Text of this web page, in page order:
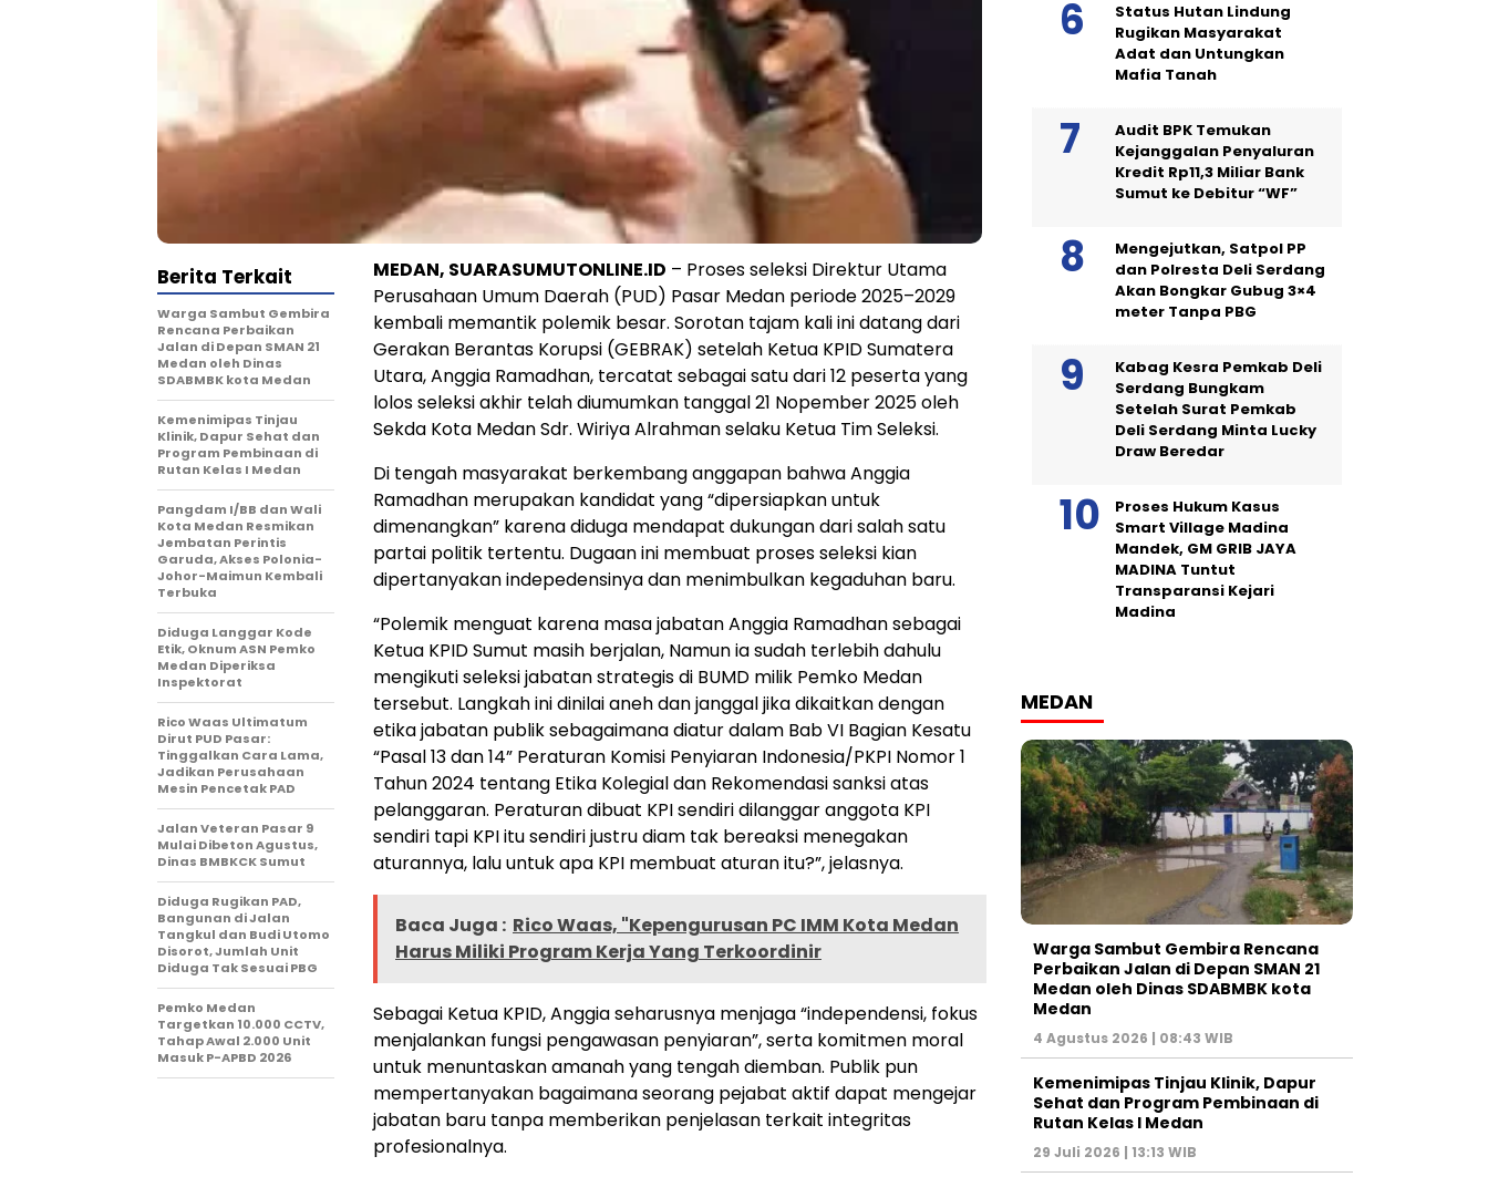
MEDAN, SUARASUMUTONLINE.ID – Proses seleksi Direktur Utama
Perusahaan Umum Daerah (PUD) Pasar Medan periode 2025–2029
kembali memantik polemik besar. Sorotan tajam kali ini datang dari
Gerakan Berantas Korupsi (GEBRAK) setelah Ketua KPID Sumatera
Utara, Anggia Ramadhan, tercatat sebagai satu dari 12 peserta yang
lolos seleksi akhir telah diumumkan tanggal 21 Nopember 2025 oleh
Sekda Kota Medan Sdr. Wiriya Alrahman selaku Ketua Tim Seleksi.
Di tengah masyarakat berkembang anggapan bahwa Anggia
Ramadhan merupakan kandidat yang “dipersiapkan untuk
dimenangkan” karena diduga mendapat dukungan dari salah satu
partai politik tertentu. Dugaan ini membuat proses seleksi kian
dipertanyakan indepedensinya dan menimbulkan kegaduhan baru.
“Polemik menguat karena masa jabatan Anggia Ramadhan sebagai
Ketua KPID Sumut masih berjalan, Namun ia sudah terlebih dahulu
mengikuti seleksi jabatan strategis di BUMD milik Pemko Medan
tersebut. Langkah ini dinilai aneh dan janggal jika dikaitkan dengan
etika jabatan publik sebagaimana diatur dalam Bab VI Bagian Kesatu
“Pasal 13 dan 14” Peraturan Komisi Penyiaran Indonesia/PKPI Nomor 1
Tahun 2024 tentang Etika Kolegial dan Rekomendasi sanksi atas
pelanggaran. Peraturan dibuat KPI sendiri dilanggar anggota KPI
sendiri tapi KPI itu sendiri justru diam tak bereaksi menegakan
aturannya, lalu untuk apa KPI membuat aturan itu?”, jelasnya.
Baca Juga : Rico Waas, "Kepengurusan PC IMM Kota Medan
Harus Miliki Program Kerja Yang Terkoordinir
Sebagai Ketua KPID, Anggia seharusnya menjaga “independensi, fokus
menjalankan fungsi pengawasan penyiaran”, serta komitmen moral
untuk menuntaskan amanah yang tengah diemban. Publik pun
mempertanyakan bagaimana seorang pejabat aktif dapat mengejar
jabatan baru tanpa memberikan penjelasan terkait integritas
profesionalnya.
Berita Terkait
Warga Sambut Gembira
Rencana Perbaikan
Jalan di Depan SMAN 21
Medan oleh Dinas
SDABMBK kota Medan
Kemenimipas Tinjau
Klinik, Dapur Sehat dan
Program Pembinaan di
Rutan Kelas I Medan
Pangdam I/BB dan Wali
Kota Medan Resmikan
Jembatan Perintis
Garuda, Akses Polonia-
Johor-Maimun Kembali
Terbuka
Diduga Langgar Kode
Etik, Oknum ASN Pemko
Medan Diperiksa
Inspektorat
Rico Waas Ultimatum
Dirut PUD Pasar:
Tinggalkan Cara Lama,
Jadikan Perusahaan
Mesin Pencetak PAD
Jalan Veteran Pasar 9
Mulai Dibeton Agustus,
Dinas BMBKCK Sumut
Diduga Rugikan PAD,
Bangunan di Jalan
Tangkul dan Budi Utomo
Disorot, Jumlah Unit
Diduga Tak Sesuai PBG
Pemko Medan
Targetkan 10.000 CCTV,
Tahap Awal 2.000 Unit
Masuk P-APBD 2026
Status Hutan Lindung
Rugikan Masyarakat
Adat dan Untungkan
Mafia Tanah
Audit BPK Temukan
Kejanggalan Penyaluran
Kredit Rp11,3 Miliar Bank
Sumut ke Debitur “WF”
Mengejutkan, Satpol PP
dan Polresta Deli Serdang
Akan Bongkar Gubug 3×4
meter Tanpa PBG
Kabag Kesra Pemkab Deli
Serdang Bungkam
Setelah Surat Pemkab
Deli Serdang Minta Lucky
Draw Beredar
Proses Hukum Kasus
Smart Village Madina
Mandek, GM GRIB JAYA
MADINA Tuntut
Transparansi Kejari
Madina
MEDAN
Warga Sambut Gembira Rencana
Perbaikan Jalan di Depan SMAN 21
Medan oleh Dinas SDABMBK kota
Medan
4 Agustus 2026 | 08:43 WIB
Kemenimipas Tinjau Klinik, Dapur
Sehat dan Program Pembinaan di
Rutan Kelas I Medan
29 Juli 2026 | 13:13 WIB